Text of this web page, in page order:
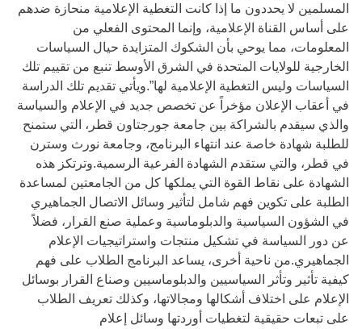
المسلمين لا يحددون ما إذا كانت التغطية الإعلامية منحازة ضدهم
على أساس القناة الإعلامية، وإنما المحتوى الفعلي من
المعلومات، مما يوحي بأن الشكوك المتزايدة حيال السياسات
الخارجية للولايات المتحدة في الشرق الأوسط تنبع من تقييم تلك
السياسات وليس التغطية الإعلامية لها”.ويأتي تقديم تلك الدراسة
في أعقاب الإعلان مؤخراً عن تخصص جديد في الإعلام والسياسة
والذي سيقدم بالشراكة بين جامعة جورجتاون قطر، التي ستمنح
للطلبة شهادة خاصة عند انتهاء البرنامج، وجامعة نورث وسترن
في قطر، والتي ستقدم الشهادة الفرعية الرسمية.وترتكز هذه
الشهادة على نقاط القوة التي يملكها كل من الجامعتين لمساعدة
الطلبة على تكوين فهم شامل لتأثير وسائل الاتصال الجماهيري
في الشؤون السياسية والدبلوماسية وعملية صنع القرار، فضلاً
عن دور السياسة في تشكيل منتجات واستراتيجيات الإعلام
الجماهيري.من ناحية أخرى، يساعد البرنامج الطلاب على فهم
كيفية تأثير وتأثر السياسيين والدبلوماسيين وصناع القرار بوسائل
الإعلام على اختلاف أشكالها ومجالاتها، وكذلك تعريف الطلاب
على تبعات حقيقية لتغطيات أوردتها وسائل إعلام